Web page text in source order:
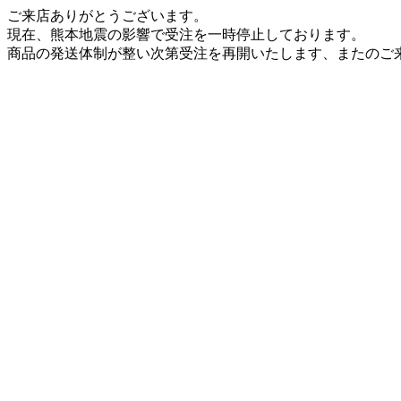
ご来店ありがとうございます。
現在、熊本地震の影響で受注を一時停止しております。
商品の発送体制が整い次第受注を再開いたします、またのご